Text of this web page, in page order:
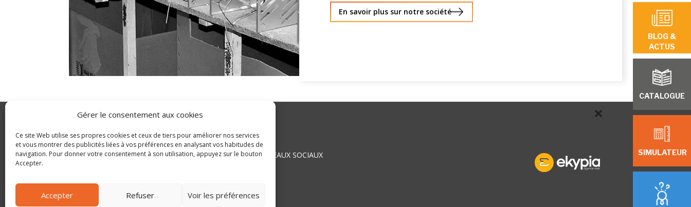
Gérer le consentement aux cookies
Ce site Web utilise ses propres cookies et ceux de tiers pour améliorer nos services
et vous montrer des publicités liées à vos préférences en analysant vos habitudes de
navigation. Pour donner votre consentement à son utilisation, appuyez sur le bouton
Accepter.
Accepter Refuser Voir les préférences
BLOG &
ACTUS
CATALOGUE
SIMULATEUR
En savoir plus sur notre société
AEROVAL
Z.A. la Pimpie – 26120 Montélier
contact@aeroval-atoval.fr
SUIVEZ NOUS SUR LES RÉSEAUX SOCIAUX
DONNÉES PERSONNELLES
MENTIONS LÉGALES